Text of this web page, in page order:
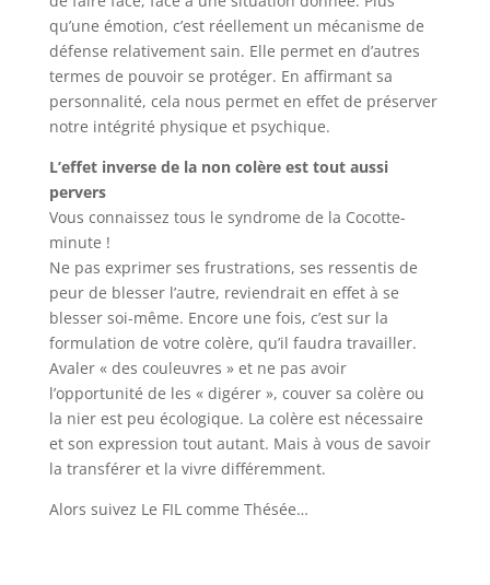
qu’une émotion, c’est réellement un mécanisme de
défense relativement sain. Elle permet en d’autres
termes de pouvoir se protéger. En affirmant sa
personnalité, cela nous permet en effet de préserver
notre intégrité physique et psychique.
L’effet inverse de la non colère est tout aussi
pervers
Vous connaissez tous le syndrome de la Cocotte-
minute !
Ne pas exprimer ses frustrations, ses ressentis de
peur de blesser l’autre, reviendrait en effet à se
blesser soi-même. Encore une fois, c’est sur la
formulation de votre colère, qu’il faudra travailler.
Avaler « des couleuvres » et ne pas avoir
l’opportunité de les « digérer », couver sa colère ou
la nier est peu écologique. La colère est nécessaire
et son expression tout autant. Mais à vous de savoir
la transférer et la vivre différemment.
Alors suivez Le FIL comme Thésée…